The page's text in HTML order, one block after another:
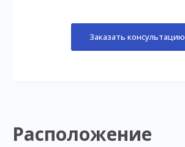
Заказать консультацию
Расположение